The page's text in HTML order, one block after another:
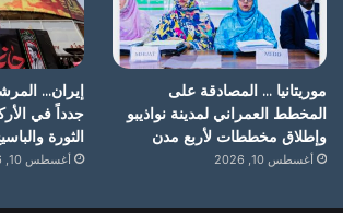
موريتانيا … المصادقة على
المخطط العمراني لمدينة نواذيبو
وإطلاق مخططات لأربع مدن
أغسطس 10, 2026
إيران…
جدداً في
الثورة
أغسطس 10, 2026